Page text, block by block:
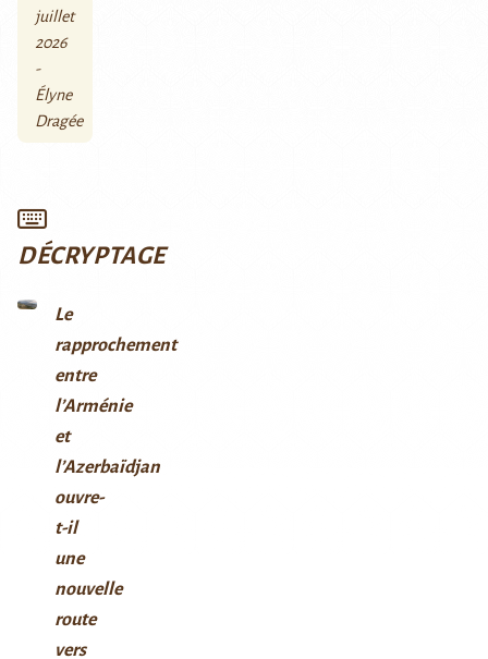
juillet
2026
-
Élyne
Dragée
DÉCRYPTAGE
Le
rapprochement
entre
l’Arménie
et
l’Azerbaïdjan
ouvre-
t-il
une
nouvelle
route
vers